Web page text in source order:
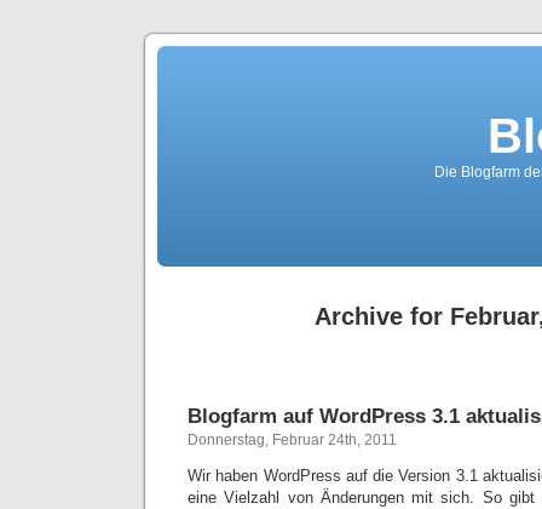
Die Blogfarm
Archive for
Blogfarm auf WordPress 3.1
Donnerstag, Februar 24th, 2011
Wir haben WordPress auf die Version 3.1
eine Vielzahl von Änderungen mit sich. So gibt